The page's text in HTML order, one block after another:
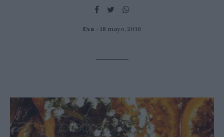
Eva 18 mayo, 2016